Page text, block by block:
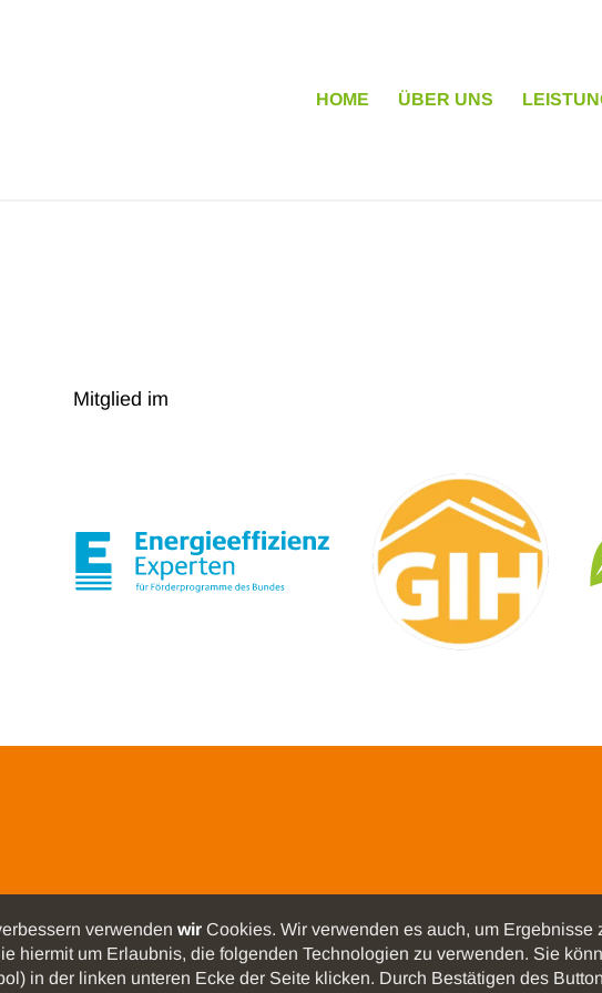
HOME ÜBER UNS
Mitglied im
verwendenwir Cookies. Wir verwenden es auch, um Ergebnisse
hiermit um Erlaubnis, die folgenden Technologien zu verwenden. Sie
in der linken unteren Ecke der Seite klicken. Durch Bestätigen des